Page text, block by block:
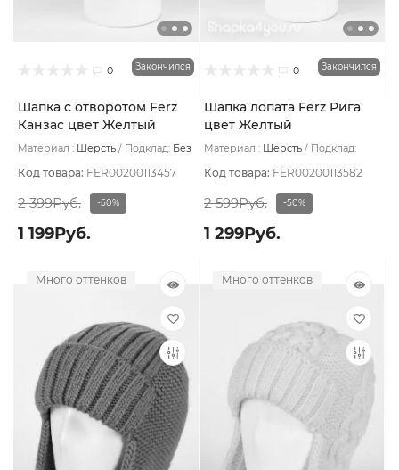
0 Закончился
Шапка с отворотом Ferz
Канзас цвет Желтый
Материал : Шерсть Подклад: Без
Код товара: FER00200113457
2 399Руб. -50%
1 199Руб.
0 Закончился
Шапка лопата Ferz Рига
цвет Желтый
Материал : Шерсть
Подклад:
Код товара: FER00200113582
2 599Руб. -50%
1 299Руб.
Много оттенков Много оттенков